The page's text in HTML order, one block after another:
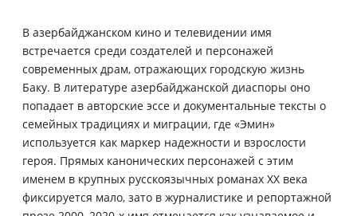
В азербайджанском кино и телевидении имя
встречается среди создателей и персонажей
современных драм, отражающих городскую жизнь
Баку. В литературе азербайджанской диаспоры оно
попадает в авторские эссе и документальные тексты о
семейных традициях и миграции, где «Эмин»
используется как маркер надежности и взрослости
героя. Прямых канонических персонажей с этим
именем в крупных русскоязычных романах XX века
фиксируется мало, зато в журналистике и репортажной